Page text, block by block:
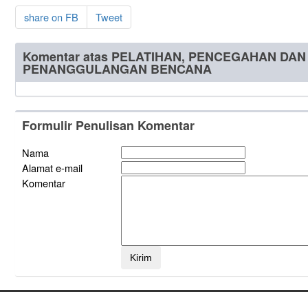
share on FB Tweet
Komentar atas PELATIHAN, PENCEGAHAN
PENANGGULANGAN BENCANA
Formulir Penulisan Komentar
Nama
Alamat e-mail
Komentar